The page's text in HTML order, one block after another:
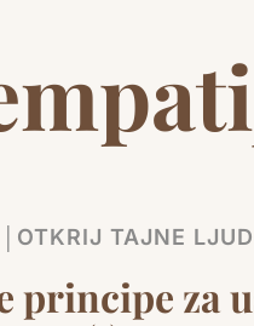
TAJNE
za